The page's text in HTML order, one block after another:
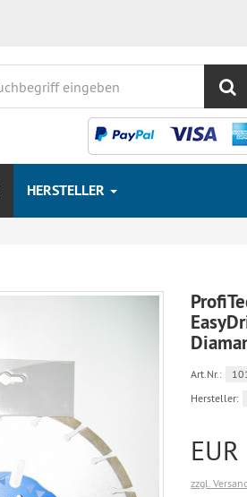
HERSTELLER
Art.Nr.:
Hersteller:
zzgl.